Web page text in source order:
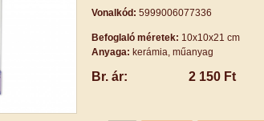
Vonalkód: 5999006077336
Befoglaló méretek: 10x10x21 cm
Anyaga: kerámia, műanyag
Br. ár: 2 150 Ft